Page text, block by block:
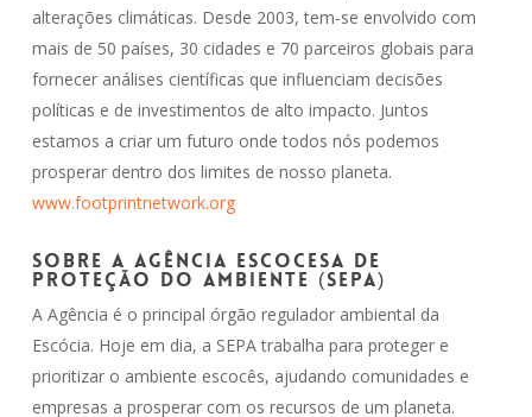
alterações climáticas. Desde 2003, tem-se envolvido com
mais de 50 países, 30 cidades e 70 parceiros globais para
fornecer análises científicas que influenciam decisões
políticas e de investimentos de alto impacto. Juntos
estamos a criar um futuro onde todos nós podemos
prosperar dentro dos limites de nosso planeta.
www.footprintnetwork.org
Sobre a Agência Escocesa de
Proteção do Ambiente (SEPA)
A Agência é o principal órgão regulador ambiental da
Escócia. Hoje em dia, a SEPA trabalha para proteger e
prioritizar o ambiente escocês, ajudando comunidades e
empresas a prosperar com os recursos de um planeta.